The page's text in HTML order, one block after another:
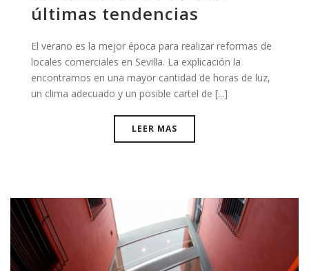
últimas tendencias
El verano es la mejor época para realizar reformas de
locales comerciales en Sevilla. La explicación la
encontramos en una mayor cantidad de horas de luz,
un clima adecuado y un posible cartel de [...]
LEER MAS